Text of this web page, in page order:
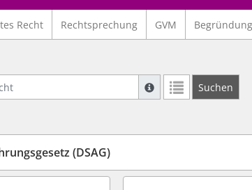
Recht Rechtsprechung GVM
Suche mit Platzhalter
Suchen
(DSAG)